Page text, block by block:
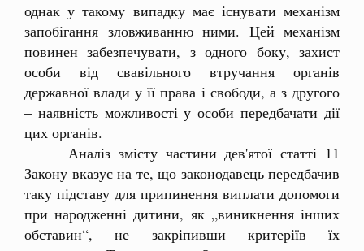
однак у такому випадку має існувати механізм
запобігання зловживанню ними. Цей механізм
повинен забезпечувати, з одного боку, захист
особи від свавільного втручання органів
державної влади у її права і свободи, а з другого
– наявність можливості у особи передбачати дії
цих органів.
Аналіз змісту частини дев'ятої статті 11
Закону вказує на те, що законодавець передбачив
таку підставу для припинення виплати допомоги
при народженні дитини, як „виникнення інших
обставин“, не закріпивши критеріїв їх